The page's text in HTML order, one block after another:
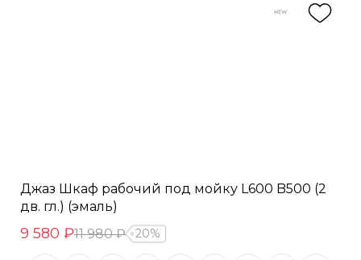
Джаз Шкаф рабочий под мойку L600 B500 (2
дв. гл.) (эмаль)
9 580 ₽11 980 ₽ 20%